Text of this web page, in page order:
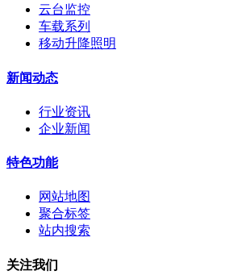
云台监控
车载系列
移动升降照明
新闻动态
行业资讯
企业新闻
特色功能
网站地图
聚合标签
站内搜索
关注我们